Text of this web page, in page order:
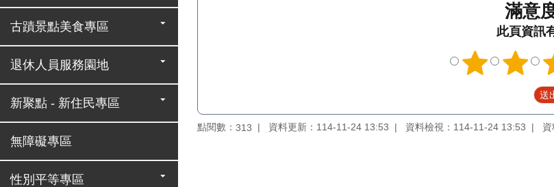
古蹟景點美食專區
退休人員服務園地
新聚點 - 新住民專區
無障礙專區
性別平等專區
滿意
此頁資訊
點閱數： 313 資料更新：114-11-24 13:53 資料檢視：114-11-24 13:53